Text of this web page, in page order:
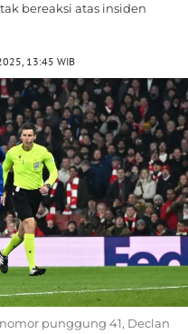
bereaksi atas insiden
13:45 WIB
punggung 41, Declan